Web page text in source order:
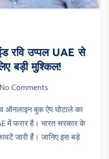
रवि उप्पल UAE से
बड़ी मुश्किल!
No Comments
ऑनलाइन बुक ऐप घोटाले का
में फरार है। भारत सरकार के
जारी हैं। जानिए इस बड़े